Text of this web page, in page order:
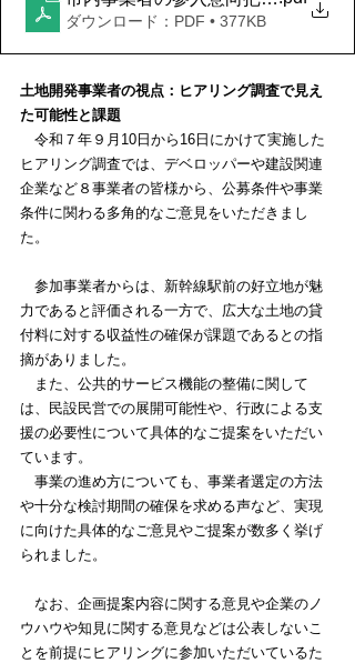
ダウンロード：PDF • 377KB
土地開発事業者の視点：ヒアリング調査で見え
た可能性と課題
令和７年９月10日から16日にかけて実施した
ヒアリング調査では、デベロッパーや建設関連
企業など８事業者の皆様から、公募条件や事業
条件に関わる多角的なご意見をいただきまし
た。
参加事業者からは、新幹線駅前の好立地が魅
力であると評価される一方で、広大な土地の貸
付料に対する収益性の確保が課題であるとの指
摘がありました。
また、公共的サービス機能の整備に関して
は、民設民営での展開可能性や、行政による支
援の必要性について具体的なご提案をいただい
ています。
事業の進め方についても、事業者選定の方法
や十分な検討期間の確保を求める声など、実現
に向けた具体的なご意見やご提案が数多く挙げ
られました。
なお、企画提案内容に関する意見や企業のノ
ウハウや知見に関する意見などは公表しないこ
とを前提にヒアリングに参加いただいているた